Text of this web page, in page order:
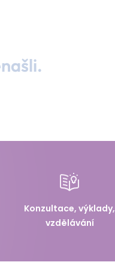
Konzultace, výklady,
vzdělávání